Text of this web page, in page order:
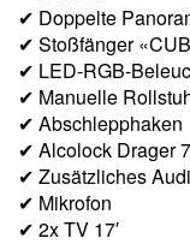
✔ Doppelte
✔ Stoßfänger
✔ LED-RGB-
✔ Manuelle
✔ Abschlepphaken
✔ Alcolock Drager
✔ Zusätzliches
✔ Mikrofon
✔ 2x TV 17′